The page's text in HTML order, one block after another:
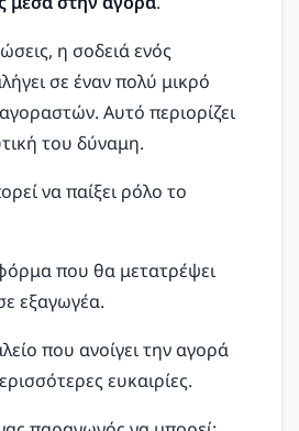
η σοδειά ενός
σε έναν πολύ μικρό
Αυτό περιορίζει
του δύναμη.
να παίξει ρόλο το
που θα μετατρέψει
εξαγωγέα.
που ανοίγει την αγορά
ευκαιρίες.